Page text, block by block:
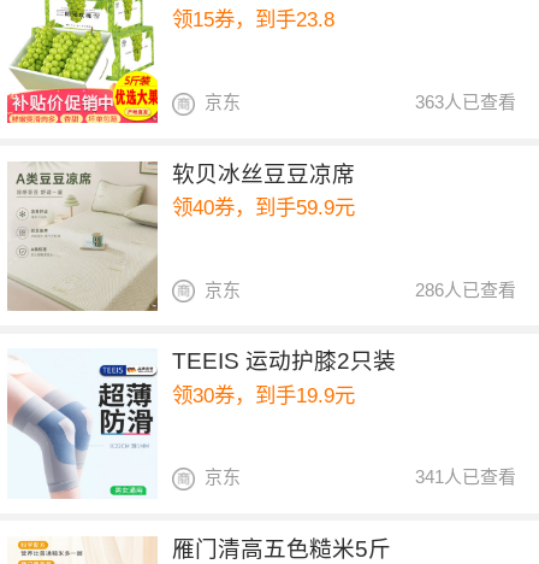
领15券，到手23.8
363人已查看
京东
软贝冰丝豆豆凉席
领40券，到手59.9元
286人已查看
京东
TEEIS 运动护膝2只装
领30券，到手19.9元
341人已查看
京东
雁门清高五色糙米5斤